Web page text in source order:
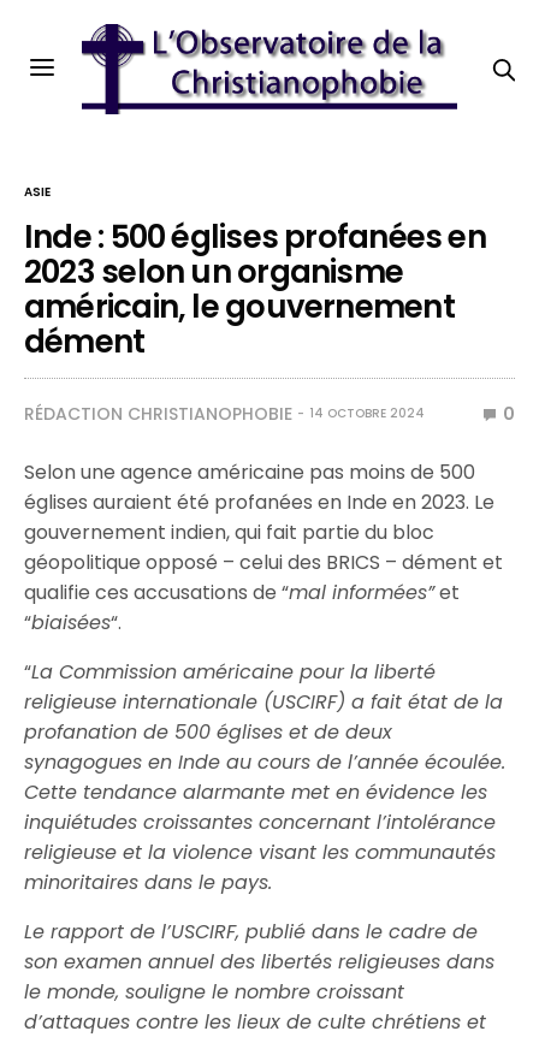
ASIE
Inde : 500 églises profanées en
2023 selon un organisme
américain, le gouvernement
dément
RÉDACTION CHRISTIANOPHOBIE 14 OCTOBRE 2024 0
Selon une agence américaine pas moins de 500
églises auraient été profanées en Inde en 2023. Le
gouvernement indien, qui fait partie du bloc
géopolitique opposé – celui des BRICS – dément et
qualifie ces accusations de “mal informées”et
“biaisées“.
“La Commission américaine pour la liberté
religieuse internationale (USCIRF) a fait état de la
profanation de 500 églises et de deux
synagogues en Inde au cours de l’année écoulée.
Cette tendance alarmante met en évidence les
inquiétudes croissantes concernant l’intolérance
religieuse et la violence visant les communautés
minoritaires dans le pays.
Le rapport de l’USCIRF, publié dans le cadre de
son examen annuel des libertés religieuses dans
le monde, souligne le nombre croissant
d’attaques contre les lieux de culte chrétiens et